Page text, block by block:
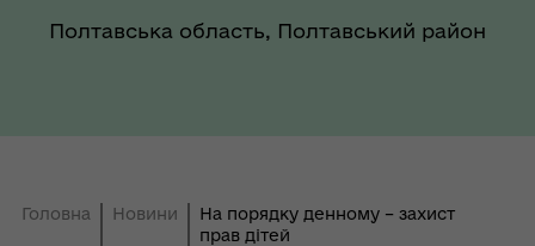
Полтавська область, Полтавський район
Головна Новини
На порядку денному – захист
прав дітей